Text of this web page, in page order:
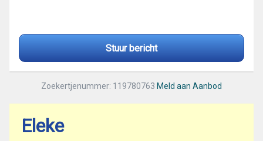
Stuur bericht
Zoekertjenummer: 119780763 Meld aan Aanbod
Eleke